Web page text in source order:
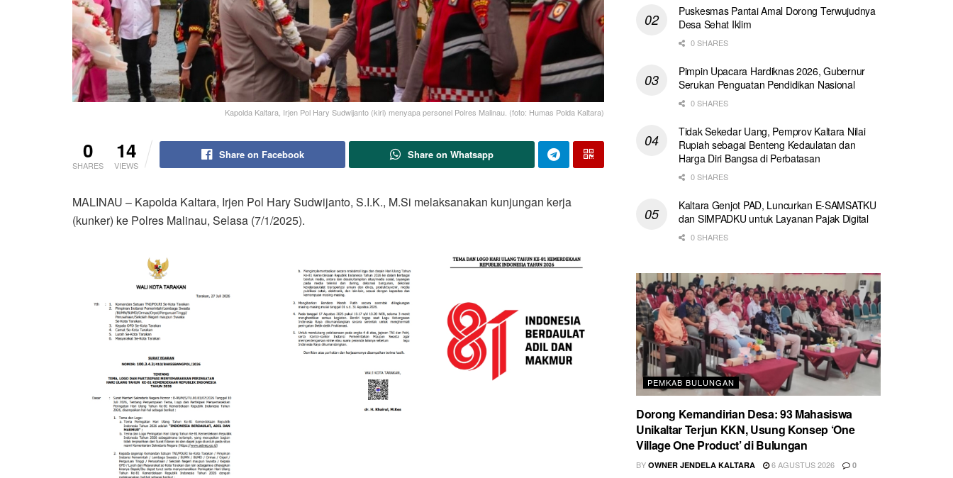
Kapolda Kaltara, Irjen Pol Hary Sudwijanto (kiri) menyapa personel Polres Malinau. (foto: Humas Polda Kaltara)
0
SHARES
14
VIEWS
Share on Facebook Share on Whatsapp
MALINAU – Kapolda Kaltara, Irjen Pol Hary Sudwijanto, S.I.K., M.Si melaksanakan kunjungan kerja
(kunker) ke Polres Malinau, Selasa (7/1/2025).
Puskesmas Pantai Amal Dorong Terwujudnya
Desa Sehat Iklim
0 SHARES
Pimpin Upacara Hardiknas 2026, Gubernur
Serukan Penguatan Pendidikan Nasional
0 SHARES
Tidak Sekedar Uang, Pemprov Kaltara Nilai
Rupiah sebagai Benteng Kedaulatan dan
Harga Diri Bangsa di Perbatasan
0 SHARES
Kaltara Genjot PAD, Luncurkan E-SAMSATKU
dan SIMPADKU untuk Layanan Pajak Digital
0 SHARES
PEMKAB BULUNGAN
Dorong Kemandirian Desa: 93 Mahasiswa
Unikaltar Terjun KKN, Usung Konsep ‘One
Village One Product’ di Bulungan
BY OWNER JENDELA KALTARA 6 AGUSTUS 2026 0